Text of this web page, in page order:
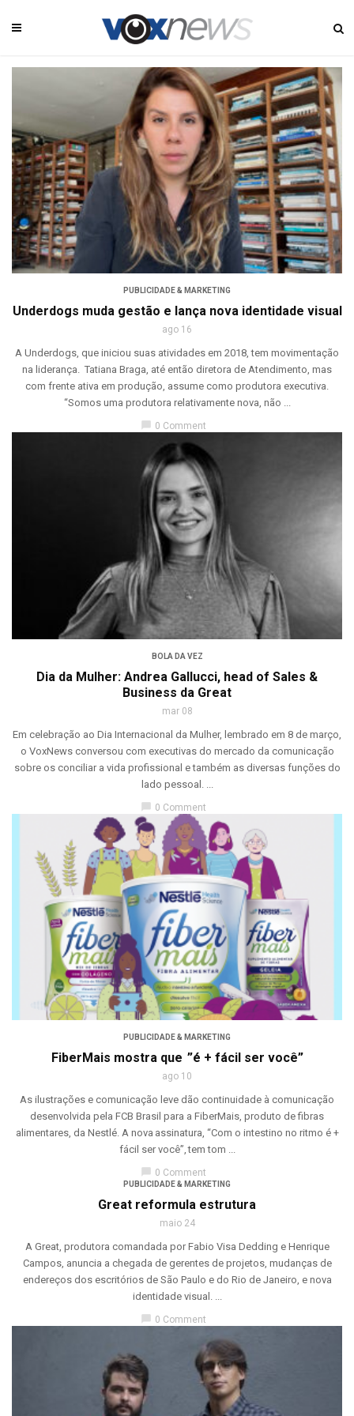
PUBLICIDADE & MARKETING
Underdogs muda gestão e lança nova identidade visual
ago 16
A Underdogs, que iniciou suas atividades em 2018, tem movimentação
na liderança. Tatiana Braga, até então diretora de Atendimento, mas
com frente ativa em produção, assume como produtora executiva.
“Somos uma produtora relativamente nova, não ...
chat_bubble 0 Comment
BOLA DA VEZ
Dia da Mulher: Andrea Gallucci, head of Sales &
Business da Great
mar 08
Em celebração ao Dia Internacional da Mulher, lembrado em 8 de março,
o VoxNews conversou com executivas do mercado da comunicação
sobre os conciliar a vida profissional e também as diversas funções do
lado pessoal. ...
0 Comment
PUBLICIDADE & MARKETING
FiberMais mostra que ”é + fácil ser você”
ago 10
As ilustrações e comunicação leve dão continuidade à comunicação
desenvolvida pela FCB Brasil para a FiberMais, produto de fibras
alimentares, da Nestlé. A nova assinatura, “Com o intestino no ritmo é +
fácil ser você”, tem tom ...
0 Comment
PUBLICIDADE & MARKETING
Great reformula estrutura
maio 24
A Great, produtora comandada por Fabio Visa Dedding e Henrique
Campos, anuncia a chegada de gerentes de projetos, mudanças de
endereços dos escritórios de São Paulo e do Rio de Janeiro, e nova
identidade visual. ...
0 Comment